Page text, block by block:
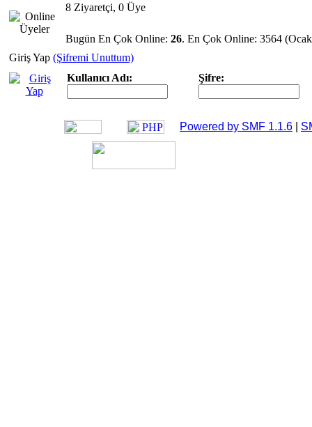
8 Ziyaretçi, 0 Üye
Bugün En Çok Online: 26. En Çok Online: 3564
Giriş Yap (Şifremi Unuttum)
Kullanıcı Adı:
Şifre:
Powered by SMF 1.1.6